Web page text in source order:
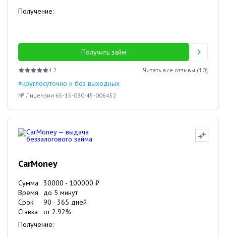
Получение:
Получить займ
4.2 Читать все отзывы (10)
#круглосуточно и без выходных
№ Лицензии 65-15-030-45-006452
CarMoney
Сумма 30000 - 100000 ₽
Время
до 5 минут
Срок
90 - 365 дней
Ставка
от2.92%
Получение: